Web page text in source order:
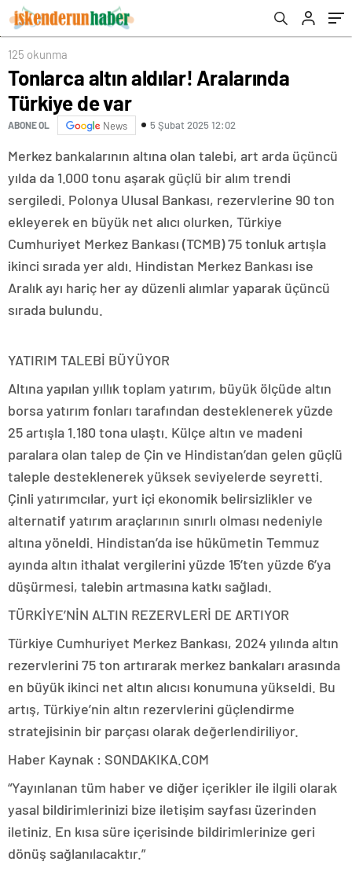
125 okunma
Tonlarca altın aldılar! Aralarında
Türkiye de var
ABONE OL News 5 Şubat 2025 12:02
Merkez bankalarının altına olan talebi, art arda üçüncü
yılda da 1.000 tonu aşarak güçlü bir alım trendi
sergiledi. Polonya Ulusal Bankası, rezervlerine 90 ton
ekleyerek en büyük net alıcı olurken, Türkiye
Cumhuriyet Merkez Bankası (TCMB) 75 tonluk artışla
ikinci sırada yer aldı. Hindistan Merkez Bankası ise
Aralık ayı hariç her ay düzenli alımlar yaparak üçüncü
sırada bulundu.
YATIRIM TALEBİ BÜYÜYOR
Altına yapılan yıllık toplam yatırım, büyük ölçüde altın
borsa yatırım fonları tarafından desteklenerek yüzde
25 artışla 1.180 tona ulaştı. Külçe altın ve madeni
paralara olan talep de Çin ve Hindistan’dan gelen güçlü
taleple desteklenerek yüksek seviyelerde seyretti.
Çinli yatırımcılar, yurt içi ekonomik belirsizlikler ve
alternatif yatırım araçlarının sınırlı olması nedeniyle
altına yöneldi. Hindistan’da ise hükümetin Temmuz
ayında altın ithalat vergilerini yüzde 15’ten yüzde 6’ya
düşürmesi, talebin artmasına katkı sağladı.
TÜRKİYE’NİN ALTIN REZERVLERİ DE ARTIYOR
Türkiye Cumhuriyet Merkez Bankası, 2024 yılında altın
rezervlerini 75 ton artırarak merkez bankaları arasında
en büyük ikinci net altın alıcısı konumuna yükseldi. Bu
artış, Türkiye’nin altın rezervlerini güçlendirme
stratejisinin bir parçası olarak değerlendiriliyor.
Haber Kaynak : SONDAKIKA.COM
“Yayınlanan tüm haber ve diğer içerikler ile ilgili olarak
yasal bildirimlerinizi bize iletişim sayfası üzerinden
iletiniz. En kısa süre içerisinde bildirimlerinize geri
dönüş sağlanılacaktır.”